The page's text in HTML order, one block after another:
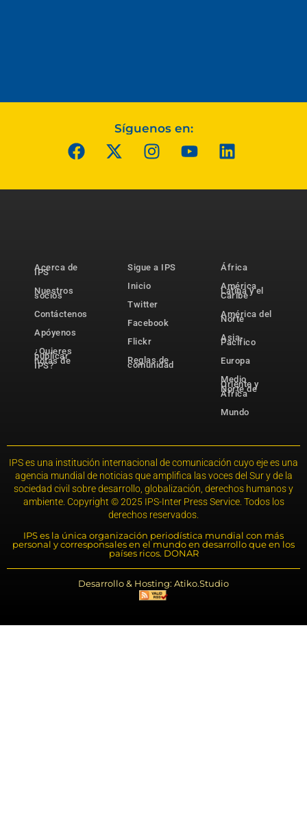
Síguenos en:
Acerca de
IPS
Nuestros
socios
Contáctenos
Apóyenos
¿Quieres
publicar
notas de
IPS?
Sigue a IPS
Inicio
Twitter
Facebook
Flickr
Reglas de
comunidad
África
América
Latina y el
Caribe
América del
Norte
Asia-
Pacífico
Europa
Medio
Oriente y
Norte de
África
Mundo
IPS es una institución internacional de comunicación cuyo eje es una
agencia mundial de noticias que amplifica las voces del Sur y de la
sociedad civil sobre desarrollo, globalización, derechos humanos y
ambiente. Copyright © 2025 IPS-Inter Press Service. Todos los
derechos reservados.
IPS es la única organización periodística mundial con más
personal y corresponsales en el mundo en desarrollo que en los
países ricos. DONAR
Desarrollo & Hosting: Atiko.Studio